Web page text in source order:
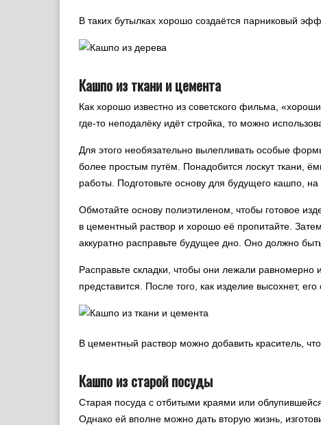
В таких бутылках хорошо создаётся парниковый
Кашпо из ткани и цемента
Как хорошо известно из советского фильма,
где-то неподалёку идёт стройка, то можно
Для этого необязательно вылепливать особые
более простым путём. Понадобится лоскут ткани,
работы. Подготовьте основу для будущего кашпо, на
Обмотайте основу полиэтиленом, чтобы готовое
в цементный раствор и хорошо её пропитайте.
аккуратно расправьте будущее дно. Оно должно
Расправьте складки, чтобы они лежали равномерно
представится. После того, как изделие высохнет,
В цементный раствор можно добавить краситель,
Кашпо из старой посуды
Старая посуда с отбитыми краями или
Однако ей вполне можно дать вторую жизнь,